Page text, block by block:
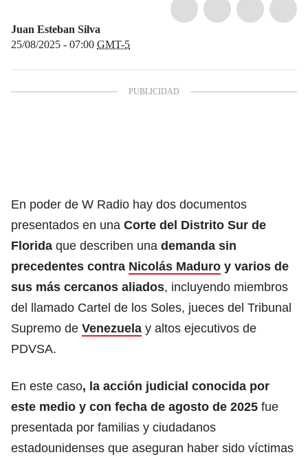
Juan Esteban Silva
25/08/2025 - 07:00 GMT-5
En poder de W Radio hay dos documentos
presentados en una Corte del Distrito Sur de
Florida que describen una demanda sin
precedentes contra Nicolás Maduro y varios de
sus más cercanos aliados, incluyendo miembros
del llamado Cartel de los Soles, jueces del Tribunal
Supremo de Venezuela y altos ejecutivos de
PDVSA.
En este caso, la acción judicial conocida por
este medio y con fecha de agosto de 2025 fue
presentada por familias y ciudadanos
estadounidenses que aseguran haber sido víctimas